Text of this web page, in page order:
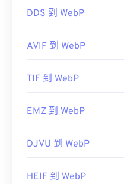
使用我們的 顏色選擇器
DDS 到 WebP
AVIF 到 WebP
TIF 到 WebP
EMZ 到 WebP
DJVU 到 WebP
HEIF 到 WebP